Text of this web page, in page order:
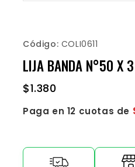
Código: COLI0611
LIJA BANDA N°50 X
$1.380
Paga en 12 cuotas de